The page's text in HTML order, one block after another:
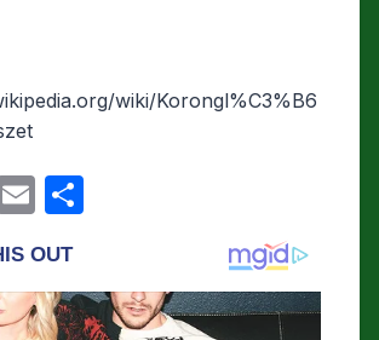
wiki/Korongl%C3%B6
E
ail
z